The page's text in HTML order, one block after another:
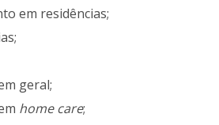
em residências;
geral;
home care;